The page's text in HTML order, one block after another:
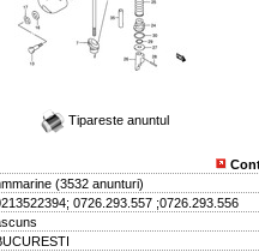
Tipareste anuntul
(3532 anunturi)
0726.293.557 ;0726.293.556